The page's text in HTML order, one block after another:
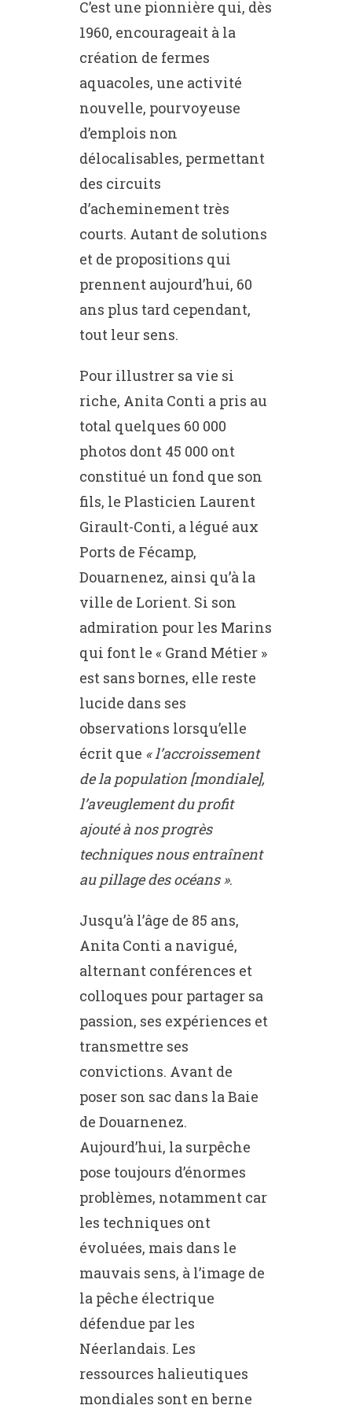
C’est une pionnière qui, dès
1960, encourageait à la
création de fermes
aquacoles, une activité
nouvelle, pourvoyeuse
d’emplois non
délocalisables, permettant
des circuits
d’acheminement très
courts. Autant de solutions
et de propositions qui
prennent aujourd’hui, 60
ans plus tard cependant,
tout leur sens.
Pour illustrer sa vie si
riche, Anita Conti a pris au
total quelques 60 000
photos dont 45 000 ont
constitué un fond que son
fils, le Plasticien Laurent
Girault-Conti, a légué aux
Ports de Fécamp,
Douarnenez, ainsi qu’à la
ville de Lorient. Si son
admiration pour les Marins
qui font le « Grand Métier »
est sans bornes, elle reste
lucide dans ses
observations lorsqu’elle
écrit que « l’accroissement
de la population [mondiale],
l’aveuglement du profit
ajouté à nos progrès
techniques nous entraînent
au pillage des océans ».
Jusqu’à l’âge de 85 ans,
Anita Conti a navigué,
alternant conférences et
colloques pour partager sa
passion, ses expériences et
transmettre ses
convictions. Avant de
poser son sac dans la Baie
de Douarnenez.
Aujourd’hui, la surpêche
pose toujours d’énormes
problèmes, notamment car
les techniques ont
évoluées, mais dans le
mauvais sens, à l’image de
la pêche électrique
défendue par les
Néerlandais. Les
ressources halieutiques
mondiales sont en berne